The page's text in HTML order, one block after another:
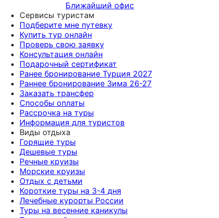
Ближайший офис
Сервисы туристам
Подберите мне путевку
Купить тур онлайн
Проверь свою заявку
Консультация онлайн
Подарочный сертификат
Ранее бронирование Турция 2027
Раннее бронирование Зима 26-27
Заказать трансфер
Способы оплаты
Рассрочка на туры
Информация для туристов
Виды отдыха
Горящие туры
Дешевые туры
Речные круизы
Морские круизы
Отдых с детьми
Короткие туры на 3-4 дня
Лечебные курорты России
Туры на весенние каникулы